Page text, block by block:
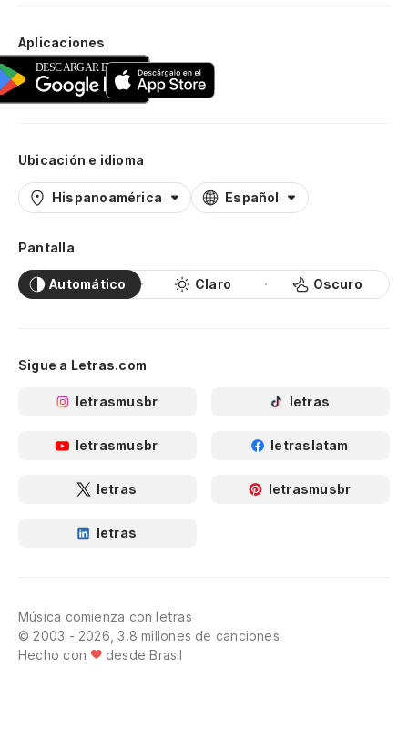
Aplicaciones
Ubicación e idioma
Hispanoamérica Español
Pantalla
Automático Claro Oscuro
Sigue a Letras.com
letrasmusbr letras
letrasmusbr letraslatam
letras letrasmusbr
letras
Música comienza con letras
© 2003 - 2026, 3.8 millones de canciones
Hecho con
desde Brasil